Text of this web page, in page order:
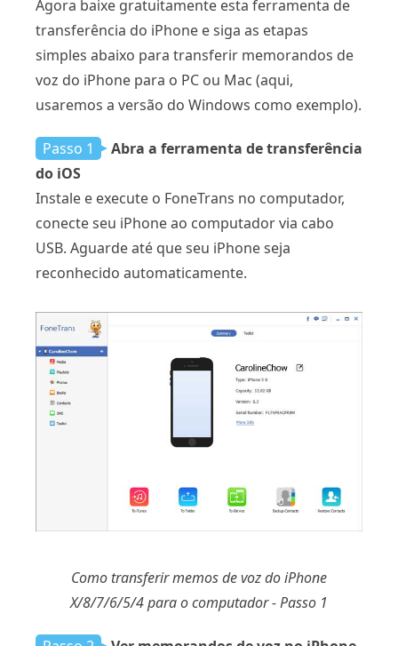
Agora baixe gratuitamente esta ferramenta de
transferência do iPhone e siga as etapas
simples abaixo para transferir memorandos de
voz do iPhone para o PC ou Mac (aqui,
usaremos a versão do Windows como exemplo).
Passo 1
Abra a ferramenta de transferência
do iOS
Instale e execute o FoneTrans no computador,
conecte seu iPhone ao computador via cabo
USB. Aguarde até que seu iPhone seja
reconhecido automaticamente.
Como transferir memos de voz do iPhone
X/8/7/6/5/4 para o computador - Passo 1